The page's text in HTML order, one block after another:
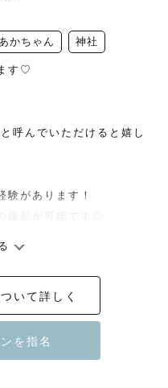
かちゃん 神社
す♡
呼んでいただけると嬉し
験があります！
なりました！
いて詳しく